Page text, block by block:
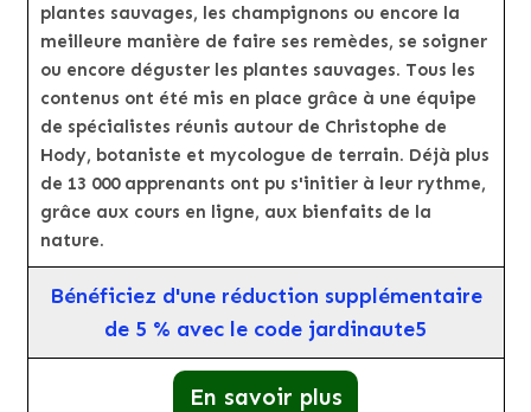
plantes sauvages, les champignons ou encore la
meilleure manière de faire ses remèdes, se soigner
ou encore déguster les plantes sauvages. Tous les
contenus ont été mis en place grâce à une équipe
de spécialistes réunis autour de Christophe de
Hody, botaniste et mycologue de terrain. Déjà plus
de 13 000 apprenants ont pu s'initier à leur rythme,
grâce aux cours en ligne, aux bienfaits de la
nature.
Bénéficiez d'une réduction supplémentaire
de 5 % avec le code jardinaute5
En savoir plus